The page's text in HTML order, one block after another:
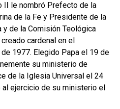
II le nombró Prefecto de la
de la Fe y Presidente de la
de la Comisión Teológica
cardenal en el
1977. Elegido Papa el 19 de
su ministerio de
de la Iglesia Universal el 24
al ejercicio de su ministerio el